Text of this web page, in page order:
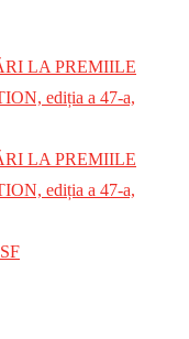
LA PREMIILE
ediția a 47-a,
LA PREMIILE
ediția a 47-a,